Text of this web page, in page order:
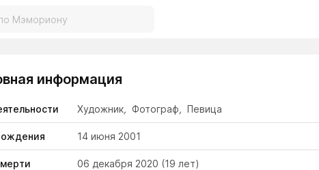
информация
Художник, Фотограф, Певица
14 июня 2001
06 декабря 2020 (19 лет)